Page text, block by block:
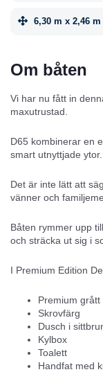
6,30 m x 2,46 m
Om båten
Vi har nu fått in
maxutrustad.
D65 kombinerar en
smart utnyttjade ytor.
Det är inte lätt att
vänner och
Båten rymmer upp
och sträcka ut sig i
I Premium Edition
Premium
Skrovfärg
Dusch i
Kylbox
Toalett
Handfat med